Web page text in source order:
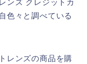
ンズ クレジットカ
色々と調べている
レンズの商品を購